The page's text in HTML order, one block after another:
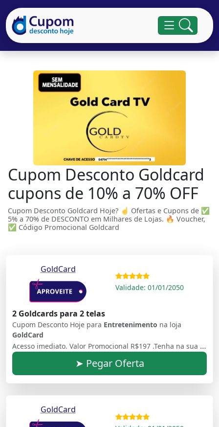
Cupom Desconto Goldcard
cupons de 10% a 70% OFF
Cupom Desconto Goldcard Hoje? ☝ Ofertas e Cupons de ✅
5% a 70% de DESCONTO em Milhares de Lojas. 🔥 Voucher,
✅ Código Promocional Goldcard
GoldCard
Validade: 01/01/2050
2 Goldcards para 2 telas
Cupom Desconto Hoje para Entretenimento na loja
GoldCard
Acesso imediato. Valor Promocional R$197 .Tenha na sua casa centenas de canais, filmes e séries ilimitados sem mensalidade.
➤ Pegar Oferta
GoldCard